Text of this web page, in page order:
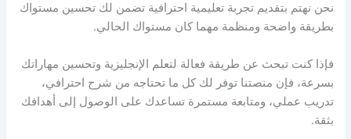
نحن نهتم بتقديم تجربة تعليمية احترافية تضمن لك تحسين مستواك
بطريقة واضحة ومنظمة مهما كان مستواك الحالي.
فإذا كنت تبحث عن طريقة فعالة لتعلم الإنجليزية وتحسين مهاراتك
بسرعة، فإن منصتنا توفر لك كل ما تحتاجه من شرح احترافي،
تدريب عملي، ومتابعة مستمرة تساعدك على الوصول إلى أهدافك
بثقة.